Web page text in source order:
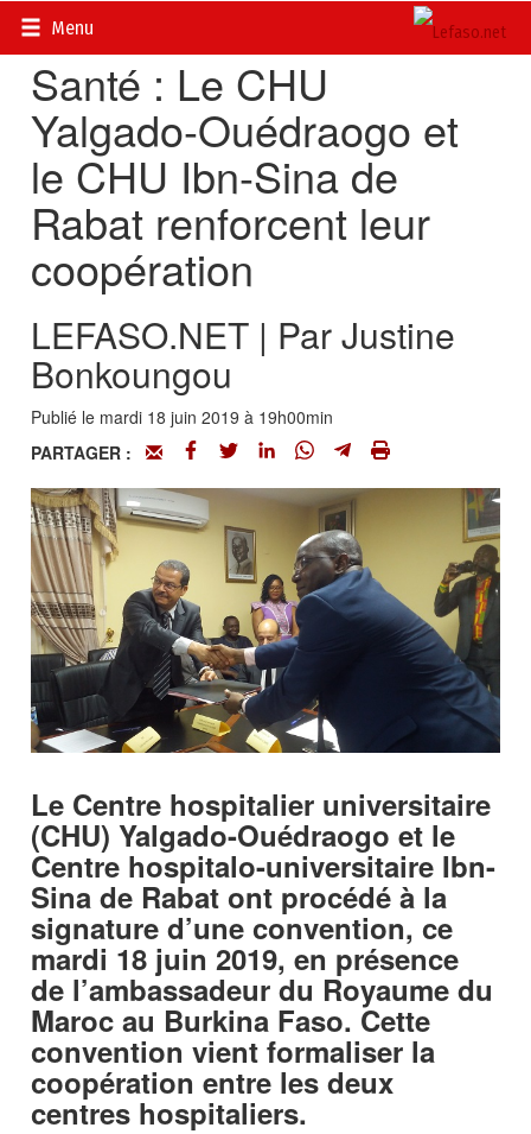
Menu
Accueil>
Santé : Le CHU
Yalgado-Ouédraogo et
le CHU Ibn-Sina de
Rabat renforcent leur
coopération
LEFASO.NET | Par Justine
Bonkoungou
Publié le mardi 18 juin 2019 à 19h00min
PARTAGER :
Le Centre hospitalier universitaire
(CHU) Yalgado-Ouédraogo et le
Centre hospitalo-universitaire Ibn-
Sina de Rabat ont procédé à la
signature d’une convention, ce
mardi 18 juin 2019, en présence
de l’ambassadeur du Royaume du
Maroc au Burkina Faso. Cette
convention vient formaliser la
coopération entre les deux
centres hospitaliers.